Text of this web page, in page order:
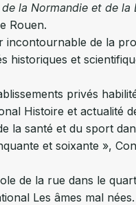
la Normandie et de la
Rouen.
de la
historiques et
privés
Histoire et actualité
la santé et du sport
et soixante »,
de la rue dans le
Les âmes mal